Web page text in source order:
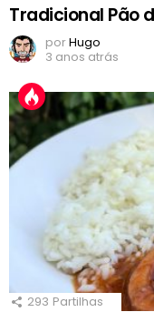
Tradicional Pão
porHugo
3 anos atrás
293 Partilhas